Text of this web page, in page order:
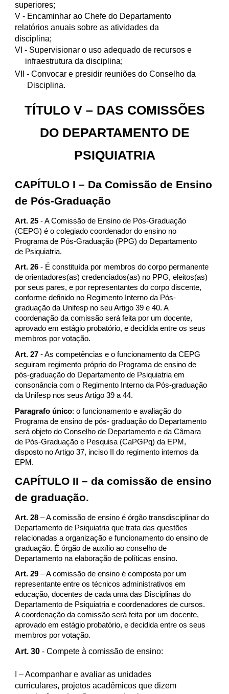
superiores;
V - Encaminhar ao Chefe do Departamento
relatórios anuais sobre as atividades da
disciplina;
VI - Supervisionar o uso adequado de recursos e
infraestrutura da disciplina;
VII
- Convocar e presidir reuniões do Conselho da
Disciplina.
TÍTULO V – DAS COMISSÕES
DO DEPARTAMENTO DE
PSIQUIATRIA
CAPÍTULO I – Da Comissão de Ensino
de Pós-Graduação
Art. 25- A Comissão de Ensino de Pós-Graduação
(CEPG) é o colegiado coordenador do ensino no
Programa de Pós-Graduação (PPG) do Departamento
de Psiquiatria.
Art. 26- É constituída por membros do corpo permanente
de orientadores(as) credenciados(as) no PPG, eleitos(as)
por seus pares, e por representantes do corpo discente,
conforme definido no Regimento Interno da Pós-
graduação da Unifesp no seu Artigo 39 e 40. A
coordenação da comissão será feita por um docente,
aprovado em estágio probatório, e decidida entre os seus
membros por votação.
Art. 27- As competências e o funcionamento da CEPG
seguiram regimento próprio do Programa de ensino de
pós-graduação do Departamento de Psiquiatria em
consonância com o Regimento Interno da Pós-graduação
da Unifesp nos seus Artigo 39 a 44.
Paragrafo único: o funcionamento e avaliação do
Programa de ensino de pós- graduação do Departamento
será objeto do Conselho de Departamento e da Câmara
de Pós-Graduação e Pesquisa (CaPGPq) da EPM,
disposto no Artigo 37, inciso II do regimento internos da
EPM.
CAPÍTULO II – da comissão de ensino
de graduação.
Art. 28– A comissão de ensino é órgão transdisciplinar do
Departamento de Psiquiatria que trata das questões
relacionadas a organização e funcionamento do ensino de
graduação. É órgão de auxílio ao conselho de
Departamento na elaboração de políticas ensino.
Art. 29– A comissão de ensino é composta por um
representante entre os técnicos administrativos em
educação, docentes de cada uma das Disciplinas do
Departamento de Psiquiatria e coordenadores de cursos.
A coordenação da comissão será feita por um docente,
aprovado em estágio probatório, e decidida entre os seus
membros por votação.
Art. 30- Compete à comissão de ensino:
– Acompanhar e avaliar as unidades
curriculares, projetos acadêmicos que dizem